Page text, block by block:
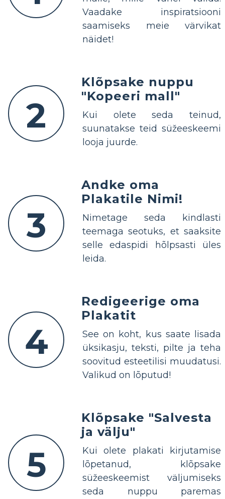
Vaadake inspiratsiooni
saamiseks meie värvikat
näidet!
2
Klõpsake nuppu
"Kopeeri mall"
Kui olete seda teinud,
suunatakse teid süžeeskeemi
looja juurde.
3
Andke oma
Plakatile Nimi!
Nimetage seda kindlasti
teemaga seotuks, et saaksite
selle edaspidi hõlpsasti üles
leida.
4
Redigeerige oma
Plakatit
See on koht, kus saate lisada
üksikasju, teksti, pilte ja teha
soovitud esteetilisi muudatusi.
Valikud on lõputud!
5
Klõpsake "Salvesta
ja välju"
Kui olete plakati kirjutamise
lõpetanud, klõpsake
süžeeskeemist väljumiseks
seda nuppu paremas